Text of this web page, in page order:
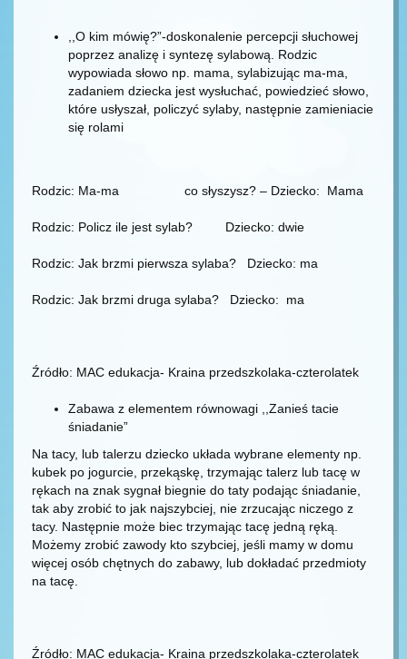
,,O kim mówię?”-doskonalenie percepcji słuchowej
poprzez analizę i syntezę sylabową. Rodzic
wypowiada słowo np. mama, sylabizując ma-ma,
zadaniem dziecka jest wysłuchać, powiedzieć słowo,
które usłyszał, policzyć sylaby, następnie zamieniacie
się rolami
Rodzic: Ma-ma co słyszysz? – Dziecko: Mama
Rodzic: Policz ile jest sylab? Dziecko: dwie
Rodzic: Jak brzmi pierwsza sylaba? Dziecko: ma
Rodzic: Jak brzmi druga sylaba? Dziecko: ma
Źródło: MAC edukacja- Kraina przedszkolaka-czterolatek
Zabawa z elementem równowagi ,,Zanieś tacie
śniadanie”
Na tacy, lub talerzu dziecko układa wybrane elementy np.
kubek po jogurcie, przekąskę, trzymając talerz lub tacę w
rękach na znak sygnał biegnie do taty podając śniadanie,
tak aby zrobić to jak najszybciej, nie zrzucając niczego z
tacy. Następnie może biec trzymając tacę jedną ręką.
Możemy zrobić zawody kto szybciej, jeśli mamy w domu
więcej osób chętnych do zabawy, lub dokładać przedmioty
na tacę.
Źródło: MAC edukacja- Kraina przedszkolaka-czterolatek